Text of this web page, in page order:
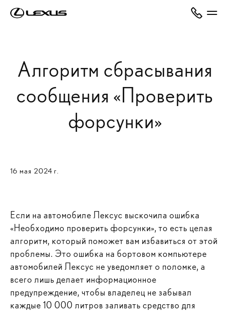
Алгоритм сбрасывания
сообщения «Проверить
форсунки»
16 мая 2024 г.
Если на автомобиле Лексус выскочила ошибка
«Необходимо проверить форсунки», то есть целая
алгоритм, который поможет вам избавиться от этой
проблемы. Это ошибка на бортовом компьютере
автомобилей Лексус не уведомляет о поломке, а
всего лишь делает информационное
предупреждение, чтобы владелец не забывал
каждые 10 000 литров заливать средство для